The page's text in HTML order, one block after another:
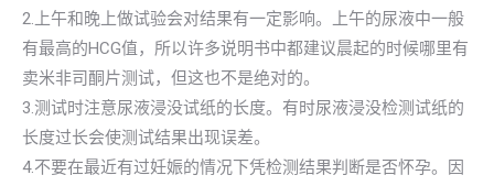
2.上午和晚上做试验会对结果有一定影响。上午的尿液中一般
有最高的HCG值，所以许多说明书中都建议晨起的时候哪里有
卖米非司酮片测试，但这也不是绝对的。
3.测试时注意尿液浸没试纸的长度。有时尿液浸没检测试纸的
长度过长会使测试结果出现误差。
4.不要在最近有过妊娠的情况下凭检测结果判断是否怀孕。因